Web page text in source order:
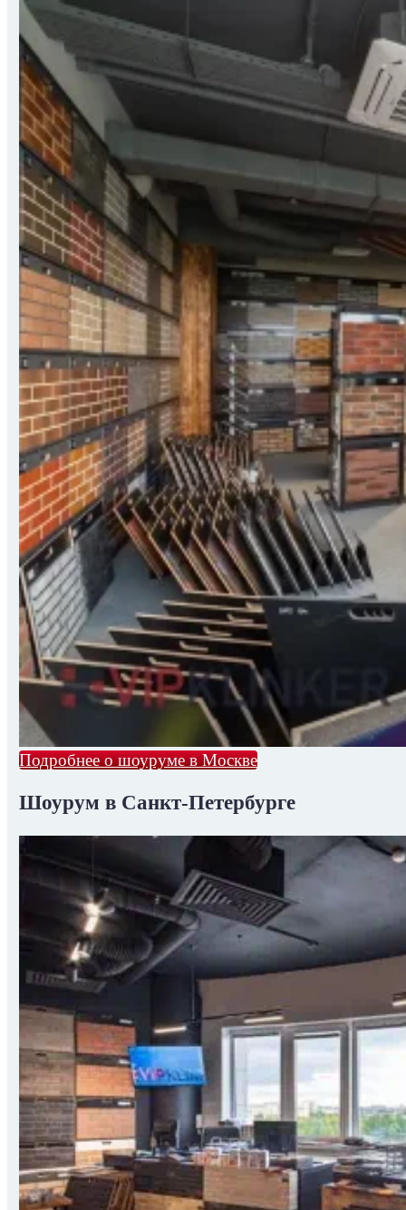
Подробнее о шоуруме в Москве
Шоурум в Санкт-Петербурге